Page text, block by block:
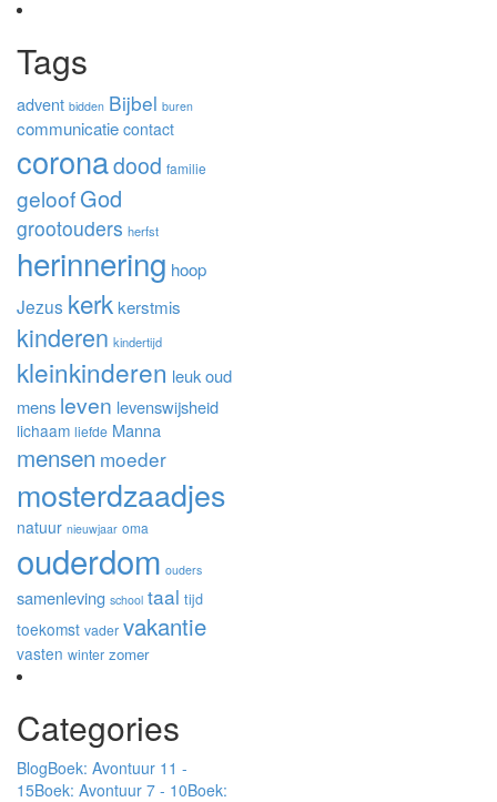
Tags
advent bidden Bijbel buren
communicatie contact
coronadood familie
geloofGod
grootouders herfst
herinnering hoop
Jezus kerk kerstmis
kinderen kindertijd
kleinkinderen leuk oud
mens leven levenswijsheid
lichaam liefde Manna
mensen moeder
mosterdzaadjes
natuur nieuwjaar oma
ouderdom ouders
samenleving school taal tijd
toekomst vader vakantie
vasten winter zomer
Categories
BlogBoek: Avontuur 11 -
15Boek: Avontuur 7 - 10Boek: